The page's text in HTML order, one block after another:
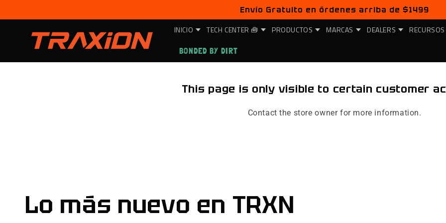
al contenido
Envío Gratuito en órdenes arriba de $1499
INICIO
TECH CENTER 🧰 PRODUCTOS MARCAS DEALERS RECURSOS
BONDED BY DIRT
This page is only visible to certain customer
Contact the store owner for more information.
Lo más nuevo en TRXN